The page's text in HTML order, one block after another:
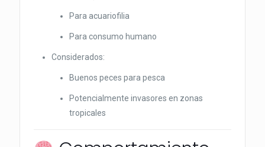
Para acuariofilia
Para consumo humano
Considerados:
Buenos peces para pesca
Potencialmente invasores en zonas
tropicales